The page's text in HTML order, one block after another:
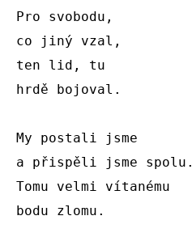
Pro svobodu,
co jiný vzal,
ten lid, tu
hrdě bojoval.
My postali jsme
a přispěli jsme spolu.
Tomu velmi vítanému
bodu zlomu.